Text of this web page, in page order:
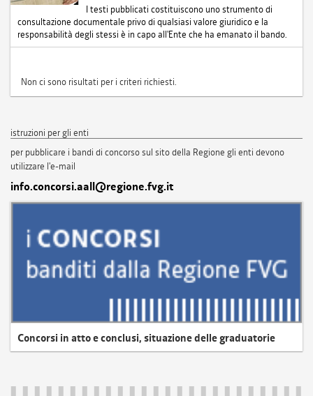
I testi pubblicati costituiscono uno strumento di
consultazione documentale privo di qualsiasi valore giuridico e la
responsabilità degli stessi è in capo all'Ente che ha emanato il bando.
Non ci sono risultati per i criteri richiesti.
istruzioni per gli enti
per pubblicare i bandi di concorso sul sito della Regione gli enti devono
utilizzare l'e-mail
info.concorsi.aall@regione.fvg.it
Concorsi in atto e conclusi, situazione delle graduatorie